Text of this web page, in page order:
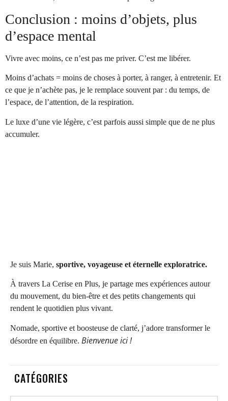
Conclusion : moins d’objets, plus
d’espace mental
Vivre avec moins, ce n’est pas me priver. C’est me libérer.
Moins d’achats = moins de choses à porter, à ranger, à entretenir. Et
ce que je n’achète pas, je le remplace souvent par : du temps, de
l’espace, de l’attention, de la respiration.
Le luxe d’une vie légère, c’est parfois aussi simple que de ne plus
accumuler.
Je suis Marie, sportive, voyageuse et éternelle exploratrice.
À travers La Cerise en Plus, je partage mes expériences autour
du mouvement, du bien-être et des petits changements qui
rendent le quotidien plus vivant.
Nomade, sportive et boosteuse de clarté, j’adore transformer le
désordre en équilibre. Bienvenue ici !
CATÉGORIES